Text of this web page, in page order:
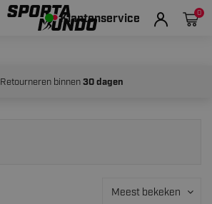
Klantenservice 0
Retourneren binnen30 dagen
Meest bekeken